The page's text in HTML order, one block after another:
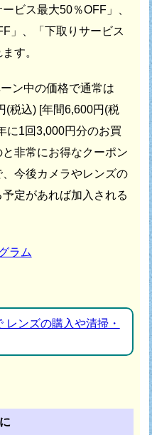
ービス最大50％OFF」、
」、
「下取りサービス
す。
ン中の価格で通常は
(税込) [年間6,600円(税
に1回3,000円分のお買
非常にお得なクーポン
今後カメラやレンズの
定があれば加入される
ラム
レンズの購入や清掃・